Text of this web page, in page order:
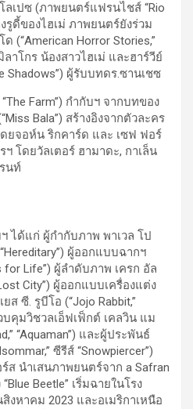
ลเปซ (ภาพยนตร์แฟรนไชส์ “Rio
รูดี้ของไฮเม่ ภาพยนตร์ยังร่วม
(“American Horror Stories,”
าโกร น้องสาวไฮเม่ และฮาร์วีย์
Shadows”) ผู้รับบทดร.ซานเชซ
“The Farm”) กำกับฯ จากบทของ
Bala”) สร้างอิงจากตัวละคร
ยจอห์น ริกคาร์ด และ เซฟ ฟอร์
โดยวัลเตอร์ ฮามาดะ, กาเล็น
นท์
ได้แก่ ผู้กำกับภาพ พาเวล โป
ผู้ออกแบบฉากฯ
for Life”) ผู้ลำดับภาพ เครก อัล
City”) ผู้ออกแบบเครื่องแต่ง
ส ซี. รูบีโอ (“Jojo Rabbit,”
บคุมวิชวลเอ็ฟเฟ็กต์ เคลวิน แม
“Aquaman”) และผู้ประพันธ์
ซีรีส์ “Snowpiercer”)
ส นำเสนภาพยนตร์จาก a Safran
Beetle” เริ่มฉายในโรง
งหาคม 2023 และอเมริกาเหนือ